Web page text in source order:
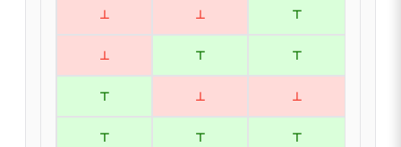
⊥ ⊥ ⊤
⊥ ⊤ ⊤
⊤ ⊥ ⊥
⊤ ⊤ ⊤